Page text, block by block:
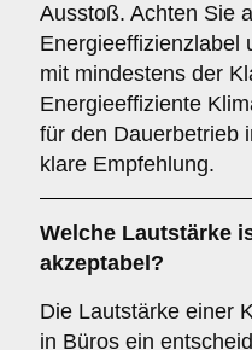
Ausstoß. Achten Sie
Energieeffizienzlabel
mit mindestens der
Energieeffiziente
für den Dauerbetrieb
klare Empfehlung.
Welche Lautstärke
akzeptabel?
Die Lautstärke einer
in Büros ein